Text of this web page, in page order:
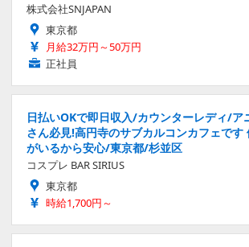
株式会社SNJAPAN
東京都
月給32万円～50万円
正社員
日払いOKで即日収入/カウンターレディ/ア
さん必見!高円寺のサブカルコンカフェです
がいるから安心/東京都/杉並区
コスプレ BAR SIRIUS
東京都
時給1,700円～